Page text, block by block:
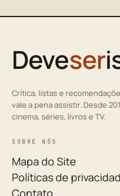
Deveser
Crítica, listas e
vale a pena assistir. Desde
cinema, séries, livros e TV.
SOBRE NÓS
Mapa do Site
Políticas de
Contato